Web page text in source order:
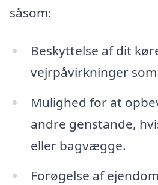
såsom:
Beskyttelse af dit
vejrpåvirkninger
Mulighed for at
andre genstande,
eller bagvægge.
Forøgelse af